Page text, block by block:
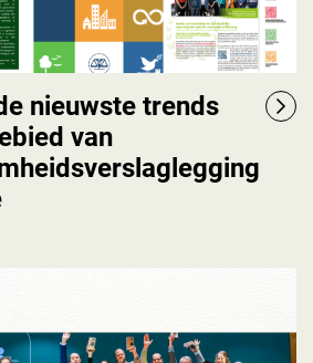
nieuwste trends
van